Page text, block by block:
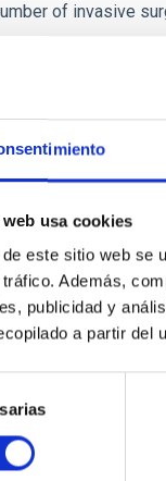
usa cookies
este sitio web se
Además,
publicidad y
a partir del
of invasive
IACTEC
Desarrollo de
usada en
Juan Ruiz Alzola
Universidad de